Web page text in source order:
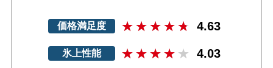
価格満足度 4.63
氷上性能 4.03